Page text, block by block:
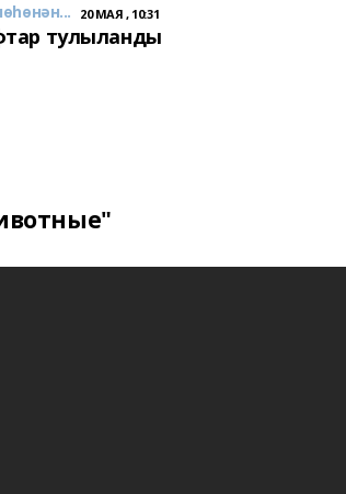
20 МАЯ , 10:31
тулыланды